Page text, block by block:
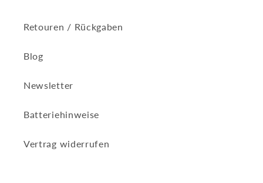
Retouren / Rückgaben
Blog
Newsletter
Batteriehinweise
Vertrag widerrufen